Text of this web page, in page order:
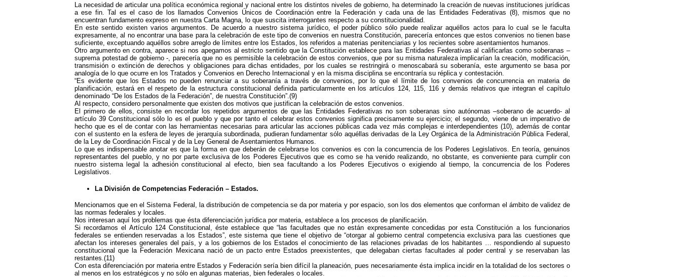
La necesidad de articular una política económica regional y nacional entre los distintos niveles de gobierno, ha determinado la creación de nuevas instituciones jurídicas
a ese fin. Tal es el caso de los llamados Convenios Únicos de Coordinación entre la Federación y cada una de las Entidades Federativas (8), mismos que no
encuentran fundamento expreso en nuestra Carta Magna, lo que suscita interrogantes respecto a su constitucionalidad.
En este sentido existen varios argumentos. De acuerdo a nuestro sistema jurídico, el poder público sólo puede realizar aquéllos actos para lo cual se le faculta
expresamente, al no encontrar una base para la celebración de este tipo de convenios en nuestra Constitución, parecería entonces que estos convenios no tienen base
suficiente, exceptuando aquéllos sobre arreglo de límites entre los Estados, los referidos a materias penitenciarias y los recientes sobre asentamientos humanos.
Otro argumento en contra, aparece si nos apegamos al estricto sentido que la Constitución establece para las Entidades Federativas al calificarlas como soberanas –
suprema potestad de gobierno -, parecería que no es permisible la celebración de estos convenios, que por su misma naturaleza implicarían la creación, modificación,
transmisión o extinción de derechos y obligaciones para dichas entidades, por los cuales se restringirá o menoscabará su soberanía, este argumento se basa por
analogía de lo que ocurre en los Tratados y Convenios en Derecho Internacional y en la misma disciplina se encontraría su réplica y contestación.
“Es evidente que los Estados no pueden renunciar a su soberanía a través de convenios, por lo que el límite de los convenios de concurrencia en materia de
planificación, estará en el respeto de la estructura constitucional definida particularmente en los artículos 124, 115, 116 y demás relativos que integran el capítulo
denominado “De los Estados de la Federación”, de nuestra Constitución”.(9)
Al respecto, considero personalmente que existen dos motivos que justifican la celebración de estos convenios.
El primero de ellos, consiste en recordar los repetidos argumentos de que las Entidades Federativas no son soberanas sino autónomas –soberano de acuerdo- al
artículo 39 Constitucional sólo lo es el pueblo y que por tanto el celebrar estos convenios significa precisamente su ejercicio; el segundo, viene de un imperativo de
hecho que es el de contar con las herramientas necesarias para articular las acciones públicas cada vez más complejas e interdependientes (10), además de contar
con el sustento en la esfera de leyes de jerarquía subordinada, pudieran fundamentar sólo aquéllas derivadas de la Ley Orgánica de la Administración Pública Federal,
de la Ley de Coordinación Fiscal y de la Ley General de Asentamientos Humanos.
Lo que es indispensable anotar es que la forma en que deberán de celebrarse los convenios es con la concurrencia de los Poderes Legislativos. En teoría, genuinos
representantes del pueblo, y no por parte exclusiva de los Poderes Ejecutivos que es como se ha venido realizando, no obstante, es conveniente para cumplir con
nuestro sistema legal la adhesión constitucional al efecto, bien sea facultando a los Poderes Ejecutivos o exigiendo al tiempo, la concurrencia de los Poderes
Legislativos.
La División de Competencias Federación – Estados.
Mencionamos que en el Sistema Federal, la distribución de competencia se da por materia y por espacio, son los dos elementos que conforman el ámbito de validez de
las normas federales y locales.
Nos interesan aquí los problemas que ésta diferenciación jurídica por materia, establece a los procesos de planificación.
Si recordamos el Artículo 124 Constitucional, éste establece que “las facultades que no están expresamente concedidas por esta Constitución a los funcionarios
federales se entienden reservadas a los Estados”, este sistema que tiene el objetivo de “otorgar al gobierno central competencia exclusiva para las cuestiones que
afectan los intereses generales del país, y a los gobiernos de los Estados el conocimiento de las relaciones privadas de los habitantes … respondiendo al supuesto
constitucional que la Federación Mexicana nació de un pacto entre Estados preexistentes, que delegaban ciertas facultades al poder central y se reservaban las
restantes.(11)
Con esta diferenciación por materia entre Estados y Federación sería bien difícil la planeación, pues necesariamente ésta implica incidir en la totalidad de los sectores o
al menos en los estratégicos y no sólo en algunas materias, bien federales o locales.